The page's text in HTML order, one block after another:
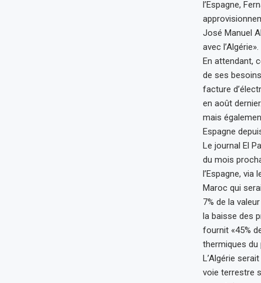
l’Espagne,
José Manuel
avec l’Algérie».
En attendant,
de ses
facture
en août
mais
Espagne
Le journal El
du mois
l’Espagne,
Maroc qui
7% de la
la baisse des
fournit «45%
thermiques du
L’Algérie
voie terrestre